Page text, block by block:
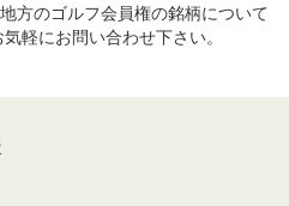
方のゴルフ会員権の銘柄について
軽にお問い合わせ下さい。